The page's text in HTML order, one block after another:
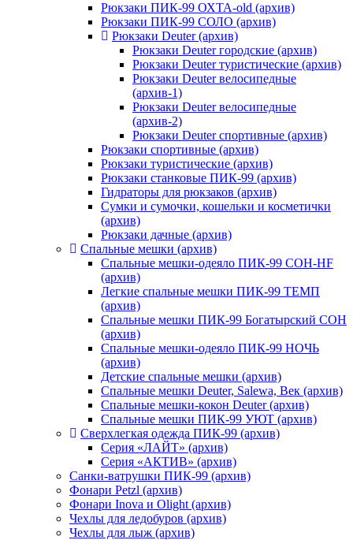
Рюкзаки ПИК-99 ОХТА-old (архив)
Рюкзаки ПИК-99 СОЛО (архив)
Рюкзаки Deuter (архив)
Рюкзаки Deuter городские (архив)
Рюкзаки Deuter туристические (архив)
Рюкзаки Deuter велосипедные
(архив-1)
Рюкзаки Deuter велосипедные
(архив-2)
Рюкзаки Deuter спортивные (архив)
Рюкзаки спортивные (архив)
Рюкзаки туристические (архив)
Рюкзаки станковые ПИК-99 (архив)
Гидраторы для рюкзаков (архив)
Сумки и сумочки, кошельки и косметички
(архив)
Рюкзаки дачные (архив)
Спальные мешки (архив)
Спальные мешки-одеяло ПИК-99 СОН-HF
(архив)
Легкие спальные мешки ПИК-99 ТЕМП
(архив)
Спальные мешки ПИК-99 Богатырский СОН
(архив)
Спальные мешки-одеяло ПИК-99 НОЧЬ
(архив)
Детские спальные мешки (архив)
Спальные мешки Deuter, Salewa, Век (архив)
Спальные мешки-кокон Deuter (архив)
Спальные мешки ПИК-99 УЮТ (архив)
Сверхлегкая одежда ПИК-99 (архив)
Серия «ЛАЙТ» (архив)
Серия «АКТИВ» (архив)
Санки-ватрушки ПИК-99 (архив)
Фонари Petzl (архив)
Фонари Inova и Olight (архив)
Чехлы для ледобуров (архив)
Чехлы для лыж (архив)